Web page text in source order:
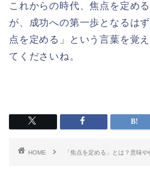
これからの時代、焦点を定め
が、成功への第一歩となるは
点を定める」という言葉を覚
てくださいね。
HOME 「焦点を定める」とは？意味